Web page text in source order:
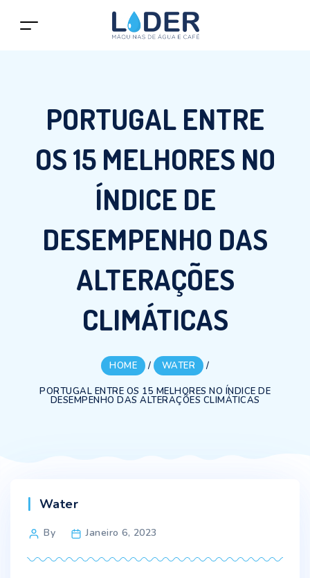
PORTUGAL ENTRE
OS 15 MELHORES NO
ÍNDICE DE
DESEMPENHO DAS
ALTERAÇÕES
CLIMÁTICAS
HOME / WATER /
PORTUGAL ENTRE OS 15 MELHORES NO ÍNDICE DE
DESEMPENHO DAS ALTERAÇÕES CLIMÁTICAS
Categories
Water
PostBy Janeiro 6, 2023